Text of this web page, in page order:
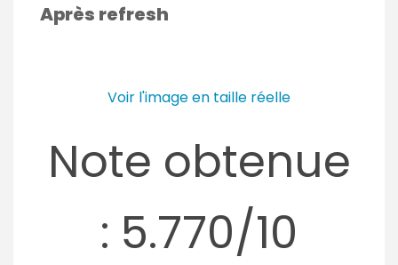
Après refresh
Voir l'image en taille réelle
Note obtenue
: 5.770/10